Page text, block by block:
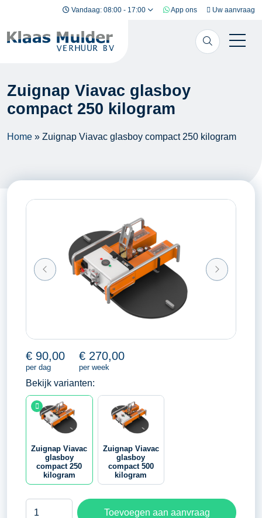
Ga naar inhoud Vandaag: 08:00 - 17:00 App ons Uw aanvraag
Zuignap Viavac glasboy
compact 250 kilogram
Home » Zuignap Viavac glasboy compact 250 kilogram
€ 90,00
per dag
€ 270,00
per week
Bekijk varianten:
Zuignap Viavac
glasboy
compact 250
kilogram
Zuignap Viavac
glasboy
compact 500
kilogram
Toevoegen aan aanvraag